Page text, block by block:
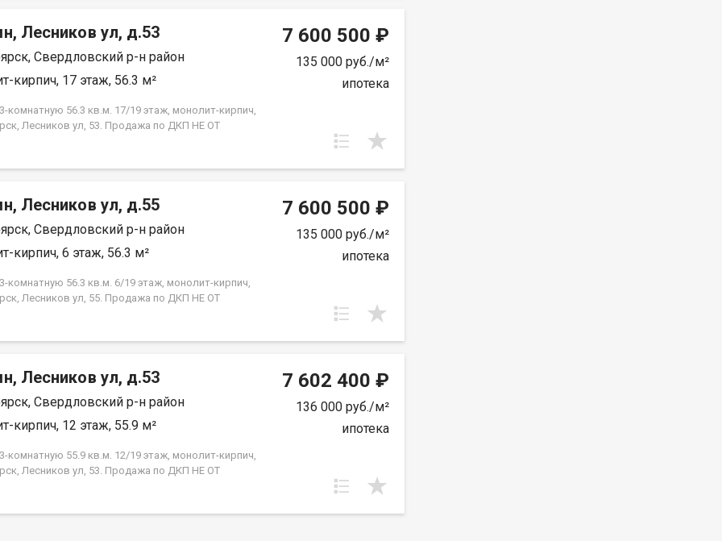
Лесников ул, д.53
Свердловский р-н район
кирпич, 17 этаж, 56.3 м²
комнатную 56.3 кв.м. 17/19 этаж, монолит-кирпич,
Лесников ул, 53. Продажа по ДКП НЕ ОТ
7 600 500 ₽
135 000 руб./м²
ипотека
Лесников ул, д.55
Свердловский р-н район
кирпич, 6 этаж, 56.3 м²
комнатную 56.3 кв.м. 6/19 этаж, монолит-кирпич,
Лесников ул, 55. Продажа по ДКП НЕ ОТ
7 600 500 ₽
135 000 руб./м²
ипотека
Лесников ул, д.53
Свердловский р-н район
кирпич, 12 этаж, 55.9 м²
комнатную 55.9 кв.м. 12/19 этаж, монолит-кирпич,
Лесников ул, 53. Продажа по ДКП НЕ ОТ
7 602 400 ₽
136 000 руб./м²
ипотека